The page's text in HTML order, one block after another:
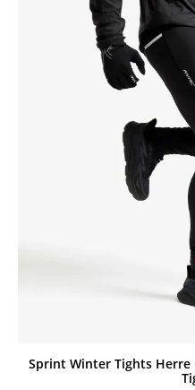
Sprint Winter Tights Herre